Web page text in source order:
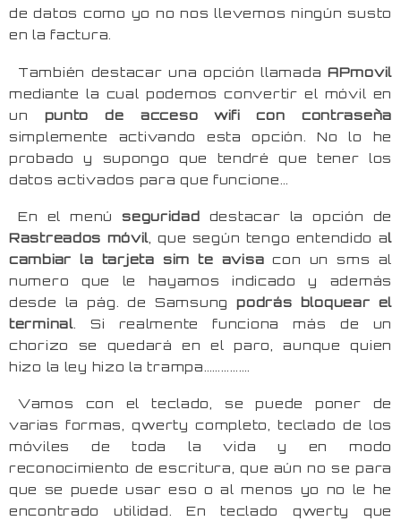
de datos como yo no nos llevemos ningún susto
en la factura.
También destacar una opción llamada APmovil
mediante la cual podemos convertir el móvil en
un punto de acceso wifi con contraseña
simplemente activando esta opción. No lo he
probado y supongo que tendré que tener los
datos activados para que funcione…
En el menúseguridad destacar la opción de
Rastreados móvil , que según tengo entendido al
cambiar la tarjeta sim te avisa con un sms al
numero que le hayamos indicado y además
desde la pág. de Samsungpodrás bloquear el
terminal. Si realmente funciona más de un
chorizo se quedará en el paro, aunque quien
hizo la ley hizo la trampa…………….
Vamos con el teclado, se puede poner de
varias formas, qwerty completo, teclado de los
móviles de toda la vida y en modo
reconocimiento de escritura, que aún no se para
que se puede usar eso o al menos yo no le he
encontrado utilidad. En teclado qwerty que